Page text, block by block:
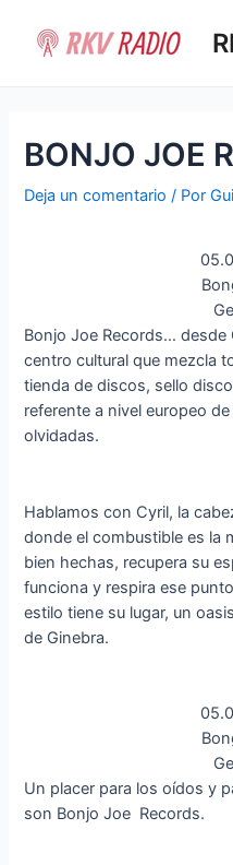
contenido
BONJO JOE
Deja un comentario / Por
Bonjo Joe Records…
centro cultural que mezcla
tienda de discos, sello
referente a nivel europeo
olvidadas.
Hablamos con Cyril, la
donde el combustible es la
bien hechas, recupera su
funciona y respira ese
estilo tiene su lugar, un
de Ginebra.
Un placer para los oídos y
son Bonjo Joe Records.